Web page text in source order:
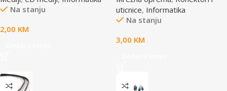
Na stanju
2,00 KM
uticnice, Informatika
Na stanju
3,00 KM